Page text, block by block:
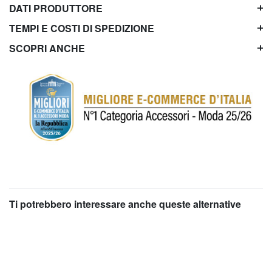
DATI PRODUTTORE
TEMPI E COSTI DI SPEDIZIONE
SCOPRI ANCHE
Ti potrebbero interessare anche queste alternative